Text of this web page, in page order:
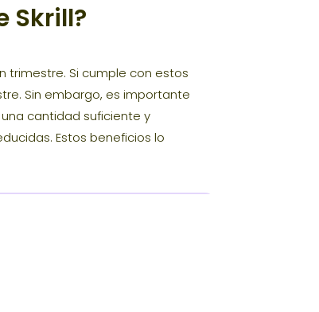
Skrill?
trimestre. Si cumple con estos
Sin embargo, es importante
cantidad suficiente y
Estos beneficios lo